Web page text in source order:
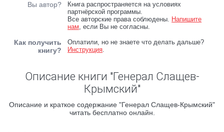
Вы автор?
Книга распространяется на условиях
партнёрской программы.
Все авторские права соблюдены. Напишите
нам, если Вы не согласны.
Как получить
книгу?
Оплатили, но не знаете что делать дальше?
Инструкция.
Описание книги "Генерал Слащев-
Крымский"
Описание и краткое содержание "Генерал Слащев-Крымский"
читать бесплатно онлайн.